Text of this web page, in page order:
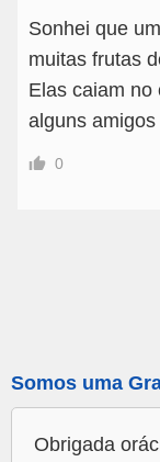
Sonhei que
muitas frutas
Elas caiam no
alguns
0
Somos uma
Obrigada